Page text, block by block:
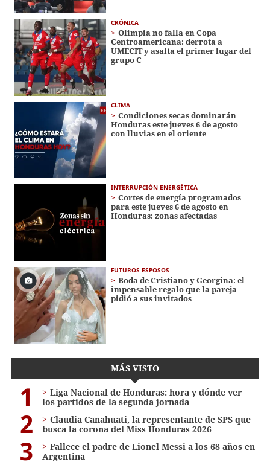
CRÓNICA
Olimpia no falla en Copa
Centroamericana: derrota a
UMECIT y asalta el primer lugar del
grupo C
CLIMA
Condiciones secas dominarán
Honduras este jueves 6 de agosto
con lluvias en el oriente
INTERRUPCIÓN ENERGÉTICA
Cortes de energía programados
para este jueves 6 de agosto en
Honduras: zonas afectadas
FUTUROS ESPOSOS
Boda de Cristiano y Georgina: el
impensable regalo que la pareja
pidió a sus invitados
MÁS VISTO
1
Liga Nacional de Honduras: hora y dónde ver
los partidos de la segunda jornada
2
Claudia Canahuati, la representante de SPS que
busca la corona del Miss Honduras 2026
3
Fallece el padre de Lionel Messi a los 68 años en
Argentina